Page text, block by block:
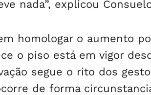
nada”, explicou
homologar o aumento
o piso está em vigor
segue o rito dos
de forma